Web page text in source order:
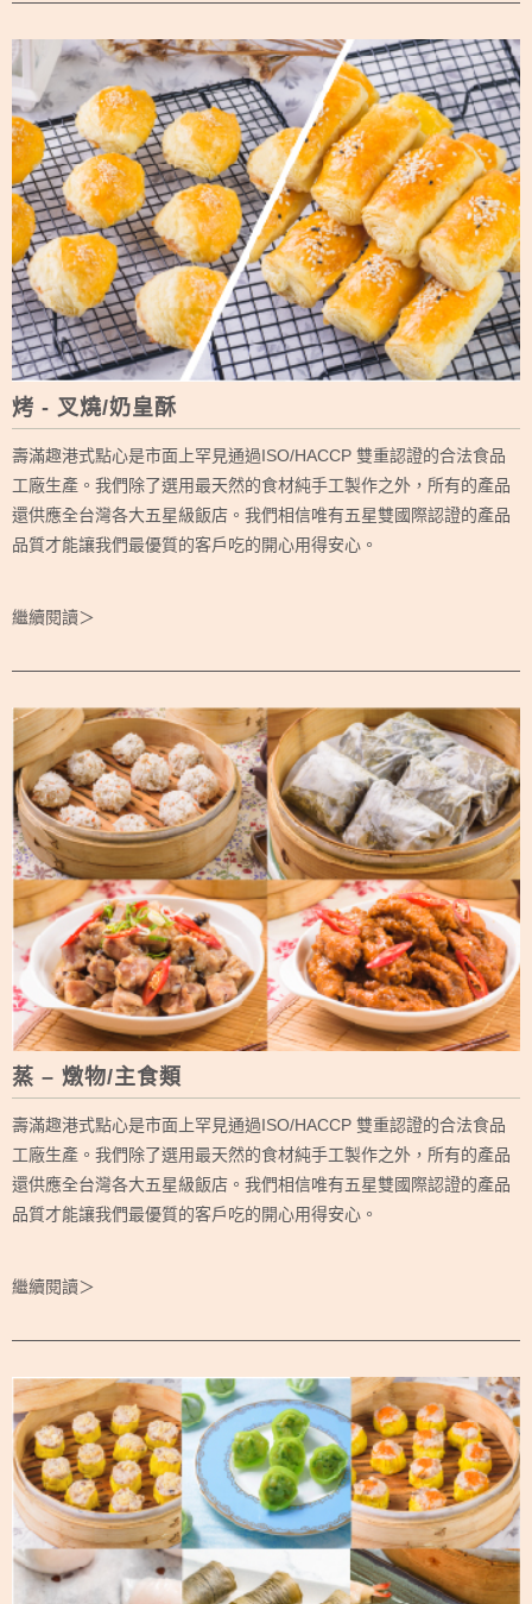
烤 - 叉燒/奶皇酥
壽滿趣港式點心是市面上罕見通過ISO/HACCP 雙重認證的合法食品
工廠生產。我們除了選用最天然的食材純手工製作之外，所有的產品
還供應全台灣各大五星級飯店。我們相信唯有五星雙國際認證的產品
品質才能讓我們最優質的客戶吃的開心用得安心。
繼續閱讀＞
蒸 – 燉物/主食類
壽滿趣港式點心是市面上罕見通過ISO/HACCP 雙重認證的合法食品
工廠生產。我們除了選用最天然的食材純手工製作之外，所有的產品
還供應全台灣各大五星級飯店。我們相信唯有五星雙國際認證的產品
品質才能讓我們最優質的客戶吃的開心用得安心。
繼續閱讀＞